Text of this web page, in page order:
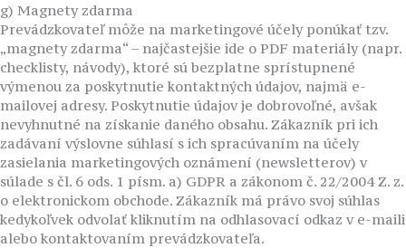
g) Magnety zdarma
Prevádzkovateľ môže na marketingové účely ponúkať tzv.
„magnety zdarma“ – najčastejšie ide o PDF materiály (napr.
checklisty, návody), ktoré sú bezplatne sprístupnené
výmenou za poskytnutie kontaktných údajov, najmä e-
mailovej adresy. Poskytnutie údajov je dobrovoľné, avšak
nevyhnutné na získanie daného obsahu. Zákazník pri ich
zadávaní výslovne súhlasí s ich spracúvaním na účely
zasielania marketingových oznámení (newsletterov) v
súlade s čl. 6 ods. 1 písm. a) GDPR a zákonom č. 22/2004 Z. z.
o elektronickom obchode. Zákazník má právo svoj súhlas
kedykoľvek odvolať kliknutím na odhlasovací odkaz v e-maili
alebo kontaktovaním prevádzkovateľa.